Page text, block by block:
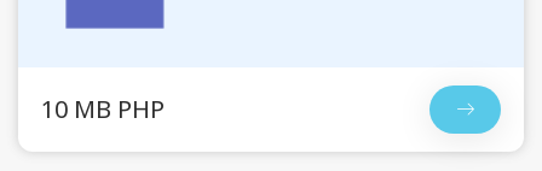
10 MB PHP